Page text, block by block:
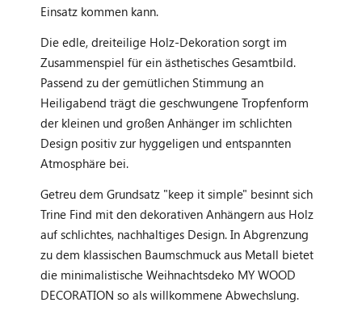
Einsatz kommen kann.
Die edle, dreiteilige Holz-Dekoration sorgt im
Zusammenspiel für ein ästhetisches Gesamtbild.
Passend zu der gemütlichen Stimmung an
Heiligabend trägt die geschwungene Tropfenform
der kleinen und großen Anhänger im schlichten
Design positiv zur hyggeligen und entspannten
Atmosphäre bei.
Getreu dem Grundsatz "keep it simple" besinnt sich
Trine Find mit den dekorativen Anhängern aus Holz
auf schlichtes, nachhaltiges Design. In Abgrenzung
zu dem klassischen Baumschmuck aus Metall bietet
die minimalistische Weihnachtsdeko MY WOOD
DECORATION so als willkommene Abwechslung.